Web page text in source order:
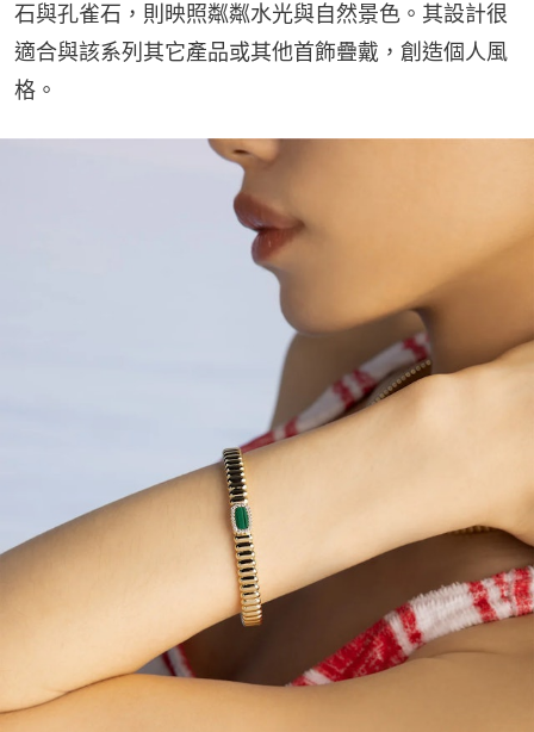
石與孔雀石，則映照粼粼水光與自然景色。其設計很
適合與該系列其它產品或其他首飾疊戴，創造個人風
格。